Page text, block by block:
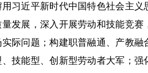
近平新时代中国特色社会主义
发展，深入开展劳动和技能竞赛
际问题；构建职普融通、产教融
技能型、创新型劳动者大军；强